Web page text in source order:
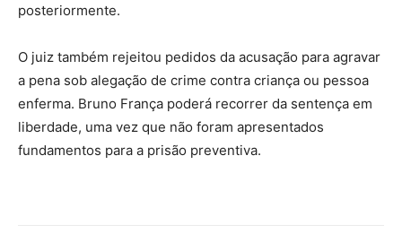
posteriormente.
O juiz também rejeitou pedidos da acusação para agravar
a pena sob alegação de crime contra criança ou pessoa
enferma. Bruno França poderá recorrer da sentença em
liberdade, uma vez que não foram apresentados
fundamentos para a prisão preventiva.